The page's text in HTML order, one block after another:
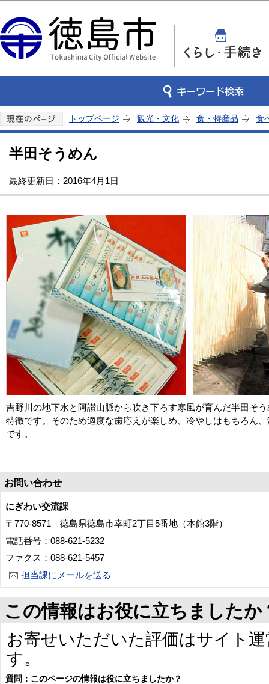
トップページ 観光・文化 食・特産品 食
半田そうめん
最終更新日：2016年4月1日
吉野川の地下水と阿讃山脈から吹き下ろす寒風が育んだ半田そ
特徴です。そのため適度な歯応えが楽しめ、冷やしはもちろん
です。
お問い合わせ
にぎわい交流課
〒770-8571 徳島県徳島市幸町2丁目5番地（本館3階）
電話番号：088-621-5232
ファクス：088-621-5457
担当課にメールを送る
この情報はお役に立ちましたか
お寄せいただいた評価はサイト
す。
質問：このページの情報は役に立ちましたか？